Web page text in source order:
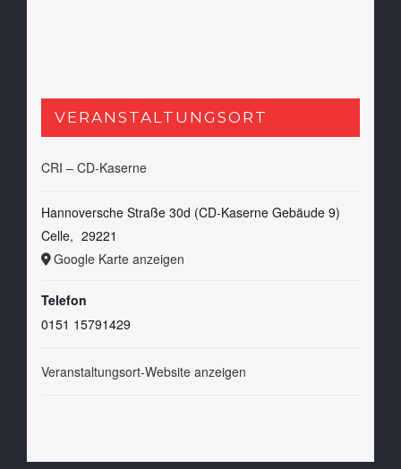
VERANSTALTUNGSORT
CRI – CD-Kaserne
Hannoversche Straße 30d (CD-Kaserne Gebäude 9)
Celle, 29221
Google Karte anzeigen
Telefon
0151 15791429
Veranstaltungsort-Website anzeigen